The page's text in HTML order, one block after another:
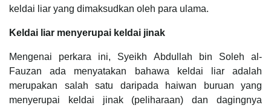
keldai liar yang dimaksudkan oleh para ulama.
Keldai liar menyerupai keldai jinak
Mengenai perkara ini, Syeikh Abdullah bin Soleh al-
Fauzan ada menyatakan bahawa keldai liar adalah
merupakan salah satu daripada haiwan buruan yang
menyerupai keldai jinak (peliharaan) dan dagingnya